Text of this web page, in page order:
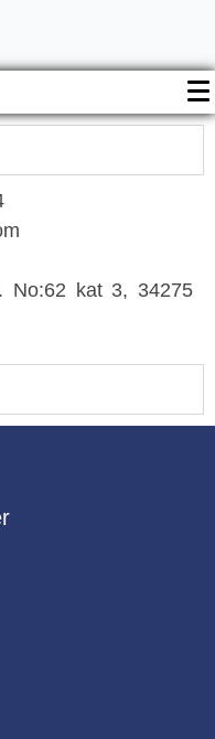
No:62 kat 3, 34275